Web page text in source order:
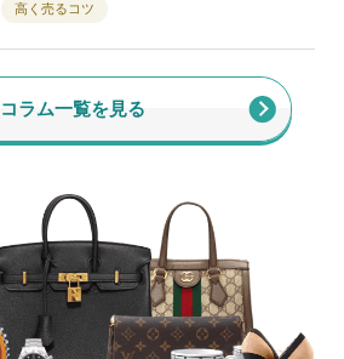
高く売るコツ
コラム一覧を見る